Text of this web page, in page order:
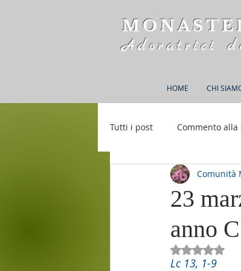
Adoratrici
HOME CHI
Tutti i post Commento
Rifugio S. M. della
23
anno C
Comunità
Lc 13, 1-9